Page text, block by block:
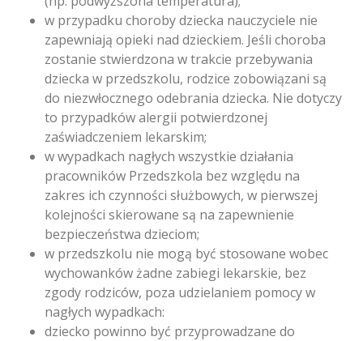
w przypadku choroby dziecka nauczyciele nie
zapewniają opieki nad dzieckiem. Jeśli choroba
zostanie stwierdzona w trakcie przebywania
dziecka w przedszkolu, rodzice zobowiązani są
do niezwłocznego odebrania dziecka. Nie dotyczy
to przypadków alergii potwierdzonej
zaświadczeniem lekarskim;
w wypadkach nagłych wszystkie działania
pracowników Przedszkola bez względu na
zakres ich czynności służbowych, w pierwszej
kolejności skierowane są na zapewnienie
bezpieczeństwa dzieciom;
w przedszkolu nie mogą być stosowane wobec
wychowanków żadne zabiegi lekarskie, bez
zgody rodziców, poza udzielaniem pomocy w
nagłych wypadkach:
dziecko powinno być przyprowadzane do